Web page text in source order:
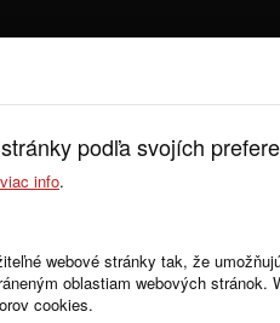
Úvod Cenník
výhradne vo formáte PDF.
podľa svojích
viac info.
webové stránky tak, že
oblastiam webových stránok.
cookies.